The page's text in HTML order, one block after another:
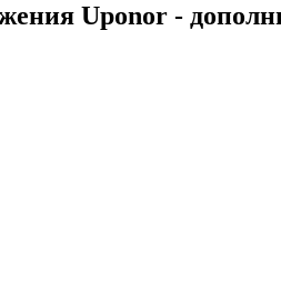
Uponor -